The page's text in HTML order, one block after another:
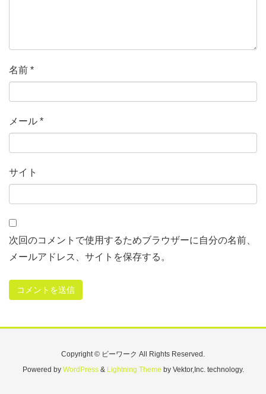
名前 *
メール *
サイト
次回のコメントで使用するためブラウザーに自分の名前、
メールアドレス、サイトを保存する。
Copyright © ビーワーク All Rights Reserved.
Powered by WordPress& Lightning Theme by Vektor,Inc. technology.